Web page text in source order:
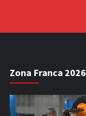
Zona Franca 2026
Reproductor
de